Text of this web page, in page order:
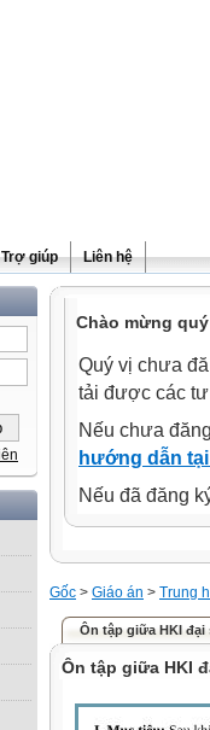
Trợ giúp Liên hệ
Chào mừng
Quý vị chưa
tải được các
Nếu chưa
hướng dẫn
Nếu đã đăng
Gốc > Giáo án > Trung
Ôn tập giữa HKI đại
Ôn tập giữa HKI